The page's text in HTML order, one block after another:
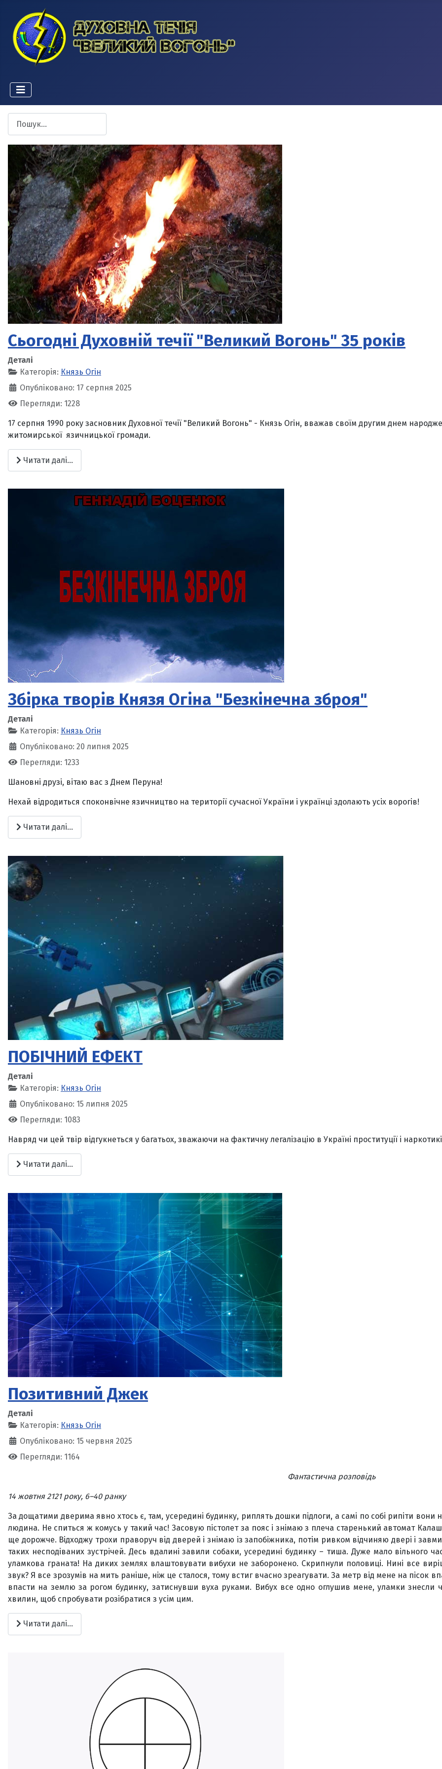
Сьогодні Духовній течії "Великий Вогонь" 35 років
Деталі
Категорія: Князь Огін
Опубліковано: 17 серпня 2025
Перегляди: 1228
17 серпня 1990 року засновник Духовної течії "Великий Вогонь" - Князь Огін, вважав своїм другим днем
житомирської язичницької громади.
Читати далі...
Збірка творів Князя Огіна "Безкінечна зброя"
Деталі
Категорія: Князь Огін
Опубліковано: 20 липня 2025
Перегляди: 1233
Шановні друзі, вітаю вас з Днем Перуна!
Нехай відродиться споконвічне язичництво на території сучасної України і українці здолають усіх ворогів!
Читати далі...
ПОБІЧНИЙ ЕФЕКТ
Деталі
Категорія: Князь Огін
Опубліковано: 15 липня 2025
Перегляди: 1083
Навряд чи цей твір відгукнеться у багатьох, зважаючи на фактичну легалізацію в Україні проституції і
Читати далі...
Позитивний Джек
Деталі
Категорія: Князь Огін
Опубліковано: 15 червня 2025
Перегляди: 1164
Фантастична розповідь
14 жовтня 2121 року, 6–40 ранку
За дощатими дверима явно хтось є, там, усередині будинку, риплять дошки підлоги, а самі по собі рипіти
людина. Не спиться ж комусь у такий час! Засовую пістолет за пояс і знімаю з плеча старенький автомат
ще дорожче. Відходжу трохи праворуч від дверей і знімаю із запобіжника, потім ривком відчиняю двері і
таких несподіваних зустрічей. Десь вдалині завили собаки, усередині будинку – тиша. Дуже мало вільного
уламкова граната! На диких землях влаштовувати вибухи не заборонено. Скрипнули половиці. Нині все
звук? Я все зрозумів на мить раніше, ніж це сталося, тому встиг вчасно зреагувати. За метр від мене на пісок
впасти на землю за рогом будинку, затиснувши вуха руками. Вибух все одно оглушив мене, уламки знесли
хвилин, щоб спробувати розібратися з усім цим.
Читати далі...